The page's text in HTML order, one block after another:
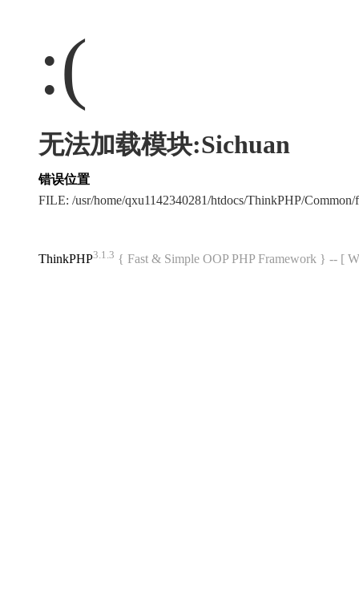
:(
无法加载模块:Sichuan
错误位置
FILE: /usr/home/qxu1142340281/htdocs/ThinkPHP/
ThinkPHP3.1.3 { Fast & Simple OOP PHP Framework } -- [